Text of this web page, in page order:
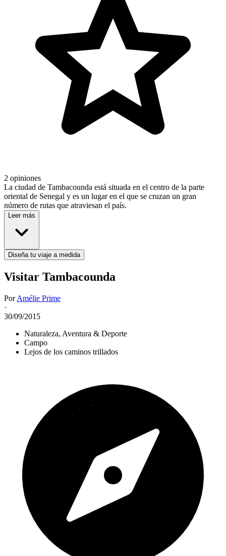
2 opiniones
La ciudad de Tambacounda está situada en el centro de la parte
oriental de Senegal y es un lugar en el que se cruzan un gran
número de rutas que atraviesan el país.
Leer más
Diseña tu viaje a medida
Visitar Tambacounda
PorAmélie Prime
·
30/09/2015
Naturaleza, Aventura & Deporte
Campo
Lejos de los caminos trillados